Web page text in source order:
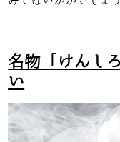
名物「けんし
い